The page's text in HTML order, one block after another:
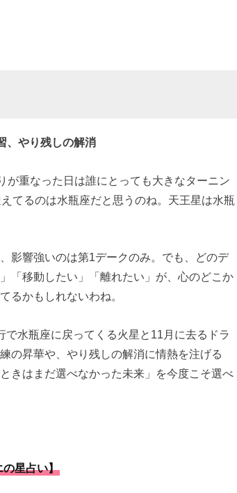
、やり残しの解消
が重なった日は誰にとっても大きなターニン
てるのは水瓶座だと思うのね。天王星は水瓶
影響強いのは第1デークのみ。でも、どのデ
「移動したい」「離れたい」が、心のどこか
るかもしれないわね。
水瓶座に戻ってくる火星と11月に去るドラ
の昇華や、やり残しの解消に情熱を注げる
きはまだ選べなかった未来」を今度こそ選べ
の星占い】